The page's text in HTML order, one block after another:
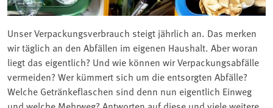
Unser Verpackungsverbrauch steigt jährlich an. Das merken
wir täglich an den Abfällen im eigenen Haushalt. Aber woran
liegt das eigentlich? Und wie können wir Verpackungsabfälle
vermeiden? Wer kümmert sich um die entsorgten Abfälle?
Welche Getränkeflaschen sind denn nun eigentlich Einweg